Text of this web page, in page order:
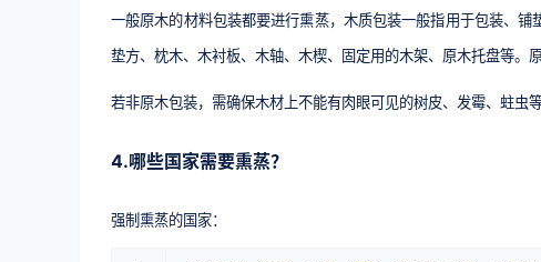
一般原木的材料包装都要进行熏蒸，木质包装一般指用于包装、
垫方、枕木、木衬板、木轴、木楔、固定用的木架、原木托盘等。
若非原木包装，需确保木材上不能有肉眼可见的树皮、发霉、蛀虫
4.哪些国家需要熏蒸？
强制熏蒸的国家：